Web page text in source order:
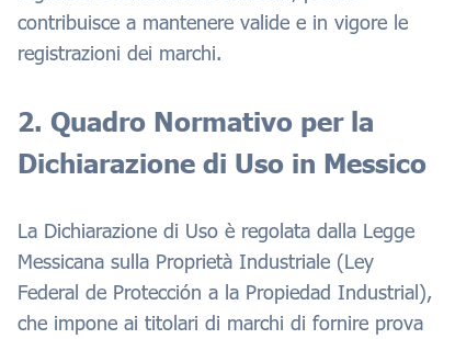
contribuisce a mantenere valide e in vigore le
registrazioni dei marchi.
2. Quadro Normativo per la
Dichiarazione di Uso in Messico
La Dichiarazione di Uso è regolata dalla Legge
Messicana sulla Proprietà Industriale (Ley
Federal de Protección a la Propiedad Industrial),
che impone ai titolari di marchi di fornire prova